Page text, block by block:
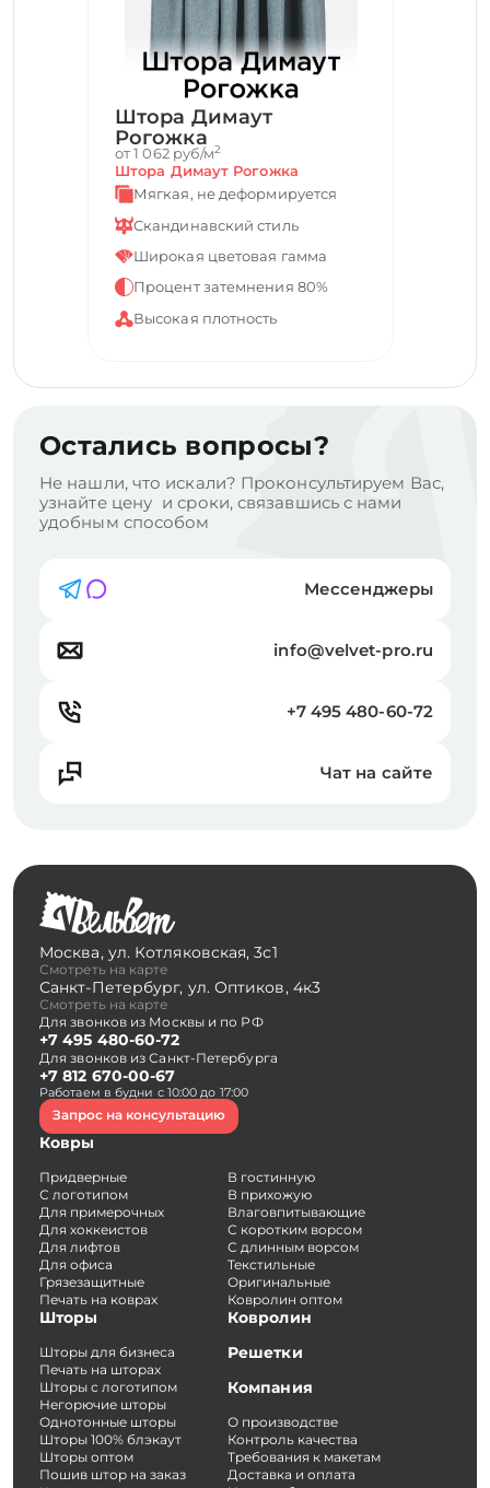
Штора Димаут
Рогожка
от 1 062 руб/м2
Штора Димаут Рогожка
Мягкая, не деформируется
Скандинавский стиль
Широкая цветовая гамма
Процент затемнения 80%
Высокая плотность
Остались вопросы?
Не нашли, что искали? Проконсультируем Вас,
узнайте цену и сроки, связавшись с нами
удобным способом
Мессенджеры
info@velvet-pro.ru
+7 495 480-60-72
Чат на сайте
Москва, ул. Котляковская, 3с1
Смотреть на карте
Санкт-Петербург, ул. Оптиков, 4к3
Смотреть на карте
Для звонков из Москвы и по РФ
+7 495 480-60-72
Для звонков из Санкт-Петербурга
+7 812 670-00-67
Работаем в будни с 10:00 до 17:00
Запрос на консультацию
Ковры
Придверные
С логотипом
Для примерочных
Для хоккеистов
Для лифтов
Для офиса
Грязезащитные
Печать на коврах
В гостинную
В прихожую
Влаговпитывающие
С коротким ворсом
С длинным ворсом
Текстильные
Оригинальные
Ковролин оптом
Шторы
Шторы для бизнеса
Печать на шторах
Шторы с логотипом
Негорючие шторы
Однотонные шторы
Шторы 100% блэкаут
Шторы оптом
Пошив штор на заказ
Ковролин
Решетки
Компания
О производстве
Контроль качества
Требования к макетам
Доставка и оплата